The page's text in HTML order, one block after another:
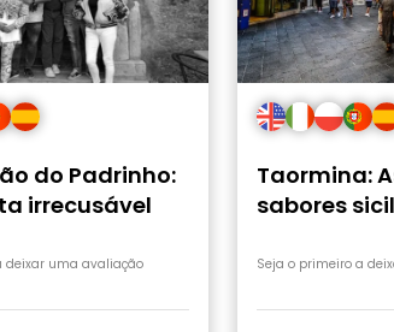
do Padrinho:
irrecusável
deixar uma avaliação
Taormina:
sabores
Seja o primeiro a